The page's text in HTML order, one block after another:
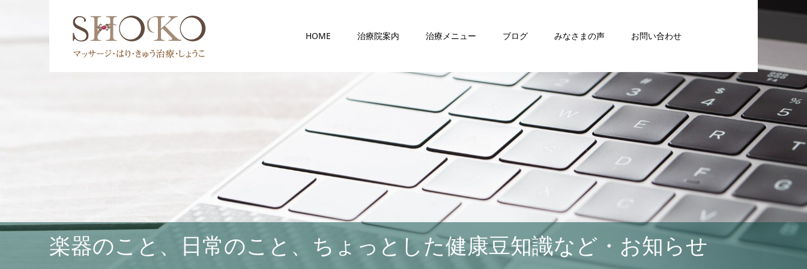
HOME 治療院案内 治療メニュー ブログ みなさまの声 お問い合わせ
楽器のこと、日常のこと、ちょっとした健康豆知識など・お知らせ